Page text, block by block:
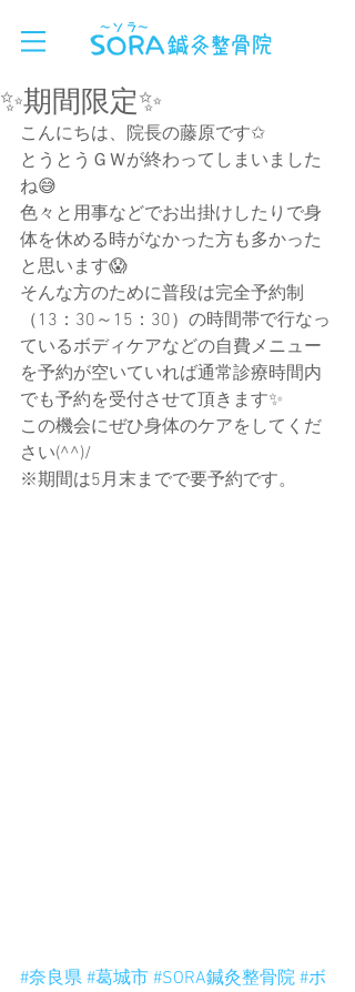
✨期間限定✨
こんにちは、院長の藤原です✩
とうとうＧＷが終わってしまいました
ね😅
色々と用事などでお出掛けしたりで身
体を休める時がなかった方も多かった
と思います😱
そんな方のために普段は完全予約制
（13：30～15：30）の時間帯で行なっ
ているボディケアなどの自費メニュー
を予約が空いていれば通常診療時間内
でも予約を受付させて頂きます✨
この機会にぜひ身体のケアをしてくだ
さい(^^)/
※期間は5月末までで要予約です。
#奈良県 #葛城市 #SORA鍼灸整骨院 #ボ